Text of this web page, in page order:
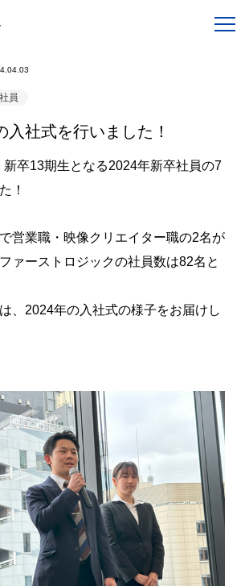
員
入社式を行いました！
卒13期生となる2024年新卒社員の7
！
営業職・映像クリエイター職の2名が
ァーストロジックの社員数は82名と
、2024年の入社式の様子をお届けし